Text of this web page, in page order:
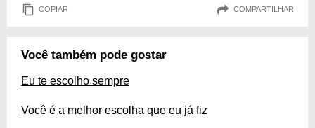
COPIAR COMPARTILHAR
Você também pode gostar
Eu te escolho sempre
Você é a melhor escolha que eu já fiz